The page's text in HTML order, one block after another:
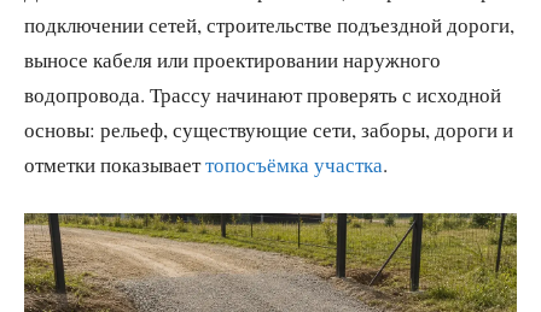
подключении сетей, строительстве подъездной дороги,
выносе кабеля или проектировании наружного
водопровода. Трассу начинают проверять с исходной
основы: рельеф, существующие сети, заборы, дороги и
отметки показываеттопосъёмка участка.